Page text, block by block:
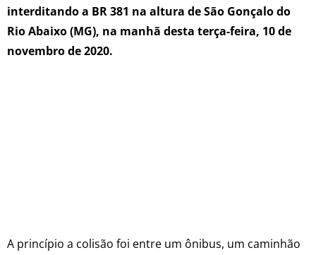
interditando a BR 381 na altura de São Gonçalo do
Rio Abaixo (MG), na manhã desta terça-feira, 10 de
novembro de 2020.
A princípio a colisão foi entre um ônibus, um caminhão